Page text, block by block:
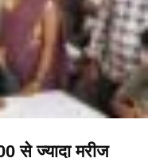
से ज्यादा मरीज